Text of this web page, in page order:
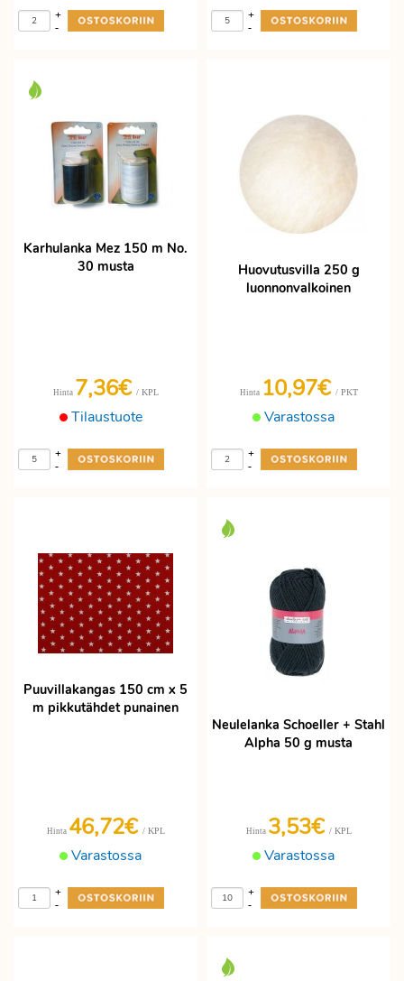
-
+
-
+
Karhulanka Mez 150 m No.
30 musta
Tilaustuote
Hinta 7,36€ / KPL
-
+
Huovutusvilla 250 g
luonnonvalkoinen
Varastossa
Hinta 10,97€ / PKT
-
+
Puuvillakangas 150 cm x 5
m pikkutähdet punainen
Varastossa
Hinta 46,72€ / KPL
-
+
Neulelanka Schoeller + Stahl
Alpha 50 g musta
Varastossa
Hinta 3,53€ / KPL
-
+